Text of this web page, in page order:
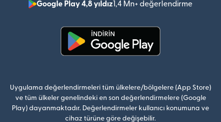
Google Play 4,8 yıldız1,4 Mn+ değerlendirme
Uygulama değerlendirmeleri tüm ülkelere/bölgelere (App Store)
ve tüm ülkeler genelindeki en son değerlendirmelere (Google
Play) dayanmaktadır. Değerlendirmeler kullanıcı konumuna ve
cihaz türüne göre değişebilir.